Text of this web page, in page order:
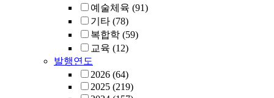
예술체육 (91)
기타 (78)
복합학 (59)
교육 (12)
발행연도
2026 (64)
2025 (219)